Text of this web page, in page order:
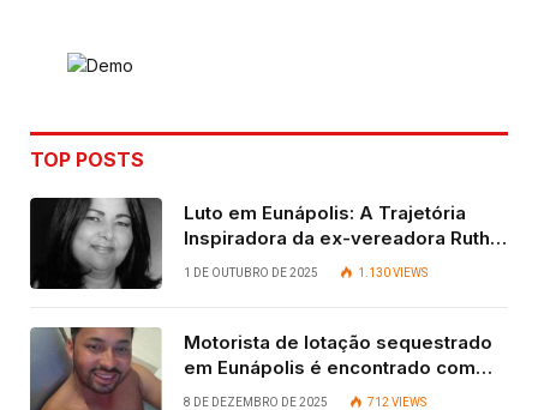
TOP POSTS
Luto em Eunápolis: A Trajetória
Inspiradora da ex-vereadora Ruth
Contadora
1 DE OUTUBRO DE 2025 1.130VIEWS
Motorista de lotação sequestrado
em Eunápolis é encontrado com
vida após quatro dias.
8 DE DEZEMBRO DE 2025 712 VIEWS